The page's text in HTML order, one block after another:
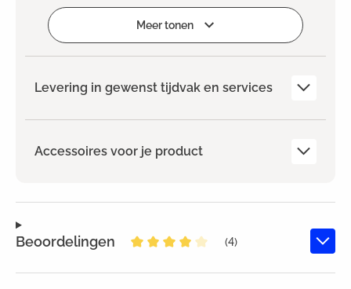
Meer tonen
Levering in gewenst tijdvak en services
Accessoires voor je product
Beoordelingen
(4)